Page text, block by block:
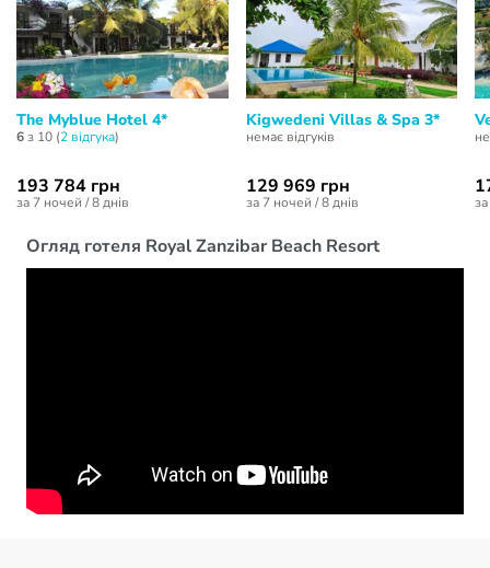
Огляд готеля Royal Zanzibar Beach Resort
The Myblue Hotel 4*
6з 10 (2 відгукa)
193 784 грн
за 7 ночей / 8 днів
Kigwedeni Villas & Spa 3*
немає відгуків
129 969 грн
за 7 ночей / 8 днів